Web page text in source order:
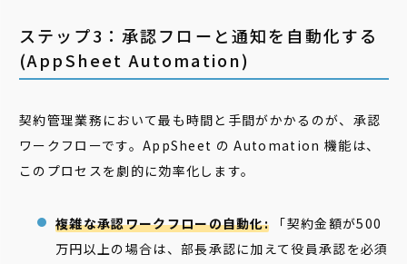
ステップ3：承認フローと通知を自動化する
(AppSheet Automation)
契約管理業務において最も時間と手間がかかるのが、承認
ワークフローです。AppSheet の Automation 機能は、
このプロセスを劇的に効率化します。
複雑な承認ワークフローの自動化: 「契約金額が500
万円以上の場合は、部長承認に加えて役員承認を必須